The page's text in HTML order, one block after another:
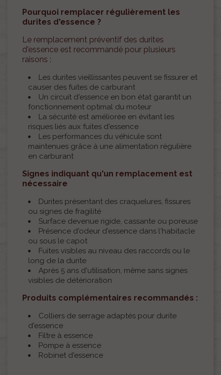
Pourquoi remplacer régulièrement les
durites d'essence ?
Le remplacement préventif des durites
d'essence est recommandé pour plusieurs
raisons :
Les durites vieillissantes peuvent se fissurer et
causer des fuites de carburant
Un circuit d'essence en bon état garantit un
fonctionnement optimal du moteur
La sécurité est améliorée en évitant les
risques liés aux fuites d'essence
Les performances du véhicule sont
maintenues grâce à une alimentation régulière
en carburant
Signes indiquant qu'un remplacement est
nécessaire
Durites présentant des craquelures, fissures
ou signes de fragilité
Surface devenue rigide, cassante ou poreuse
Présence d'odeur d'essence dans l'habitacle
ou sous le capot
Fuites visibles au niveau des raccords ou le
long de la durite
Après 5 ans d'utilisation, même sans signes
visibles de détérioration
Produits complémentaires recommandés :
Colliers de serrage adaptés pour durite
d'essence
Filtre à essence
Pompe à essence
Robinet d'essence